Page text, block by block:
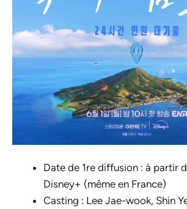
Date de 1re diffusion : à partir
Disney+ (même en France)
Casting : Lee Jae-wook, Shin